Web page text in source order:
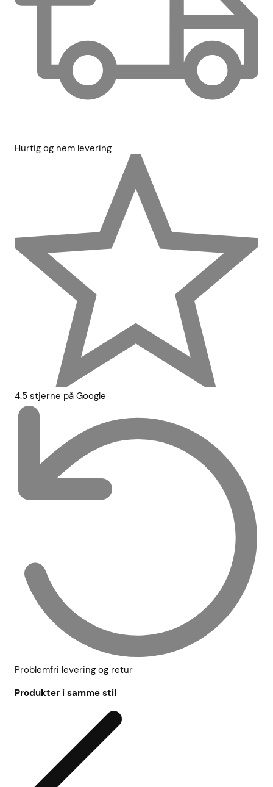
Hurtig og nem levering
4.5 stjerne på Google
Problemfri levering og retur
Produkter i samme stil